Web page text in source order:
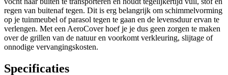
regen van buitenaf tegen. Dit is erg belangrijk om schimmelvorming
op je tuinmeubel of parasol tegen te gaan en de levensduur ervan te
verlengen. Met een AeroCover hoef je je dus geen zorgen te maken
over de grillen van de natuur en voorkomt verkleuring, slijtage of
onnodige vervangingskosten.
Specificaties